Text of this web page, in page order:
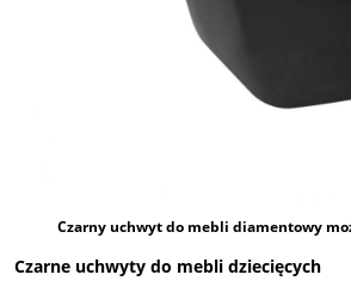
Czarny uchwyt do mebli diamentowy
Czarne uchwyty do mebli dziecięcych